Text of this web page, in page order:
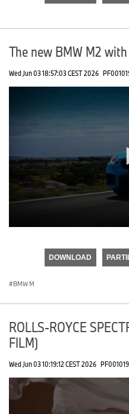
The new BMW M2
Wed Jun 03 18:57:03 CEST 2026
DOWNLOAD
BMW M
ROLLS-ROYCE
FILM)
Wed Jun 03 10:19:12 CEST 2026